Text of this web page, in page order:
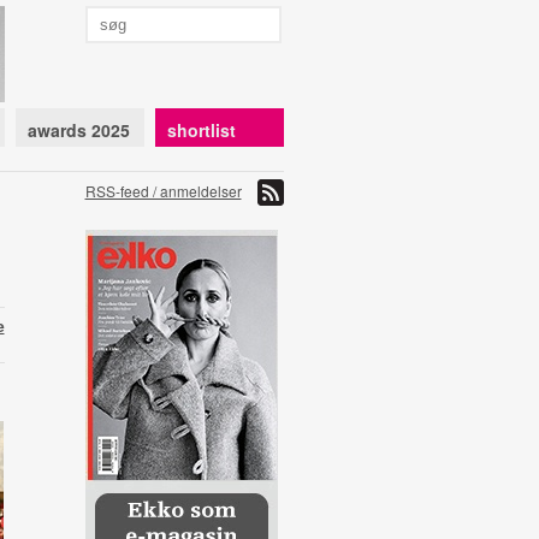
awards 2025 shortlist
RSS-feed / anmeldelser